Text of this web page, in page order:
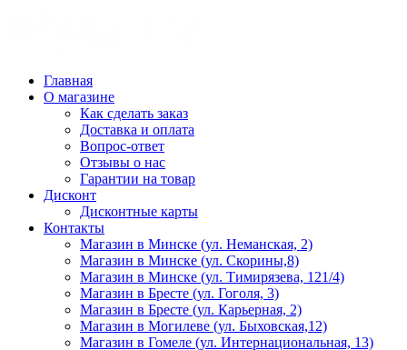
Главная
О магазине
Как сделать заказ
Доставка и оплата
Вопрос-ответ
Отзывы о нас
Гарантии на товар
Дисконт
Дисконтные карты
Контакты
Магазин в Минске (ул. Неманская, 2)
Магазин в Минске (ул. Скорины,8)
Магазин в Минске (ул. Тимирязева, 121/4)
Магазин в Бресте (ул. Гоголя, 3)
Магазин в Бресте (ул. Карьерная, 2)
Магазин в Могилеве (ул. Быховская,12)
Магазин в Гомеле (ул. Интернациональная, 13)